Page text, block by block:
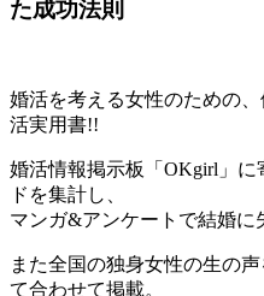
た成功法則
婚活を考える女性のための
活実用書!!
婚活情報掲示板「OKgirl」
ドを集計し、
マンガ&アンケートで結婚に
また全国の独身女性の生の
て合わせて掲載。